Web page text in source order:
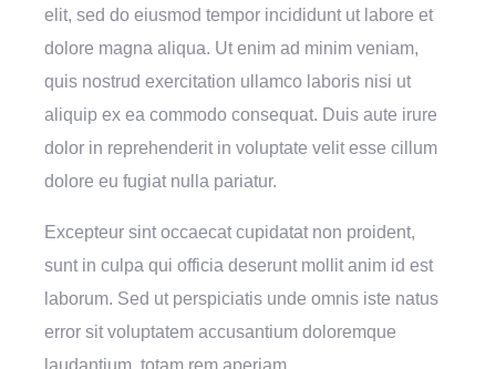
elit, sed do eiusmod tempor incididunt ut labore et
dolore magna aliqua. Ut enim ad minim veniam,
quis nostrud exercitation ullamco laboris nisi ut
aliquip ex ea commodo consequat. Duis aute irure
dolor in reprehenderit in voluptate velit esse cillum
dolore eu fugiat nulla pariatur.
Excepteur sint occaecat cupidatat non proident,
sunt in culpa qui officia deserunt mollit anim id est
laborum. Sed ut perspiciatis unde omnis iste natus
error sit voluptatem accusantium doloremque